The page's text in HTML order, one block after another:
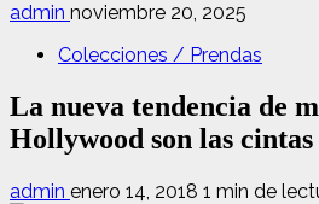
admin noviembre 20, 2025
Colecciones / Prendas
La nueva tendencia de
Hollywood son las cintas
admin enero 14, 2018 1 min de